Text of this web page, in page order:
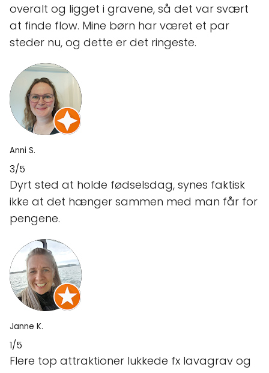
overalt og ligget i gravene, så det var svært
at finde flow. Mine børn har været et par
steder nu, og dette er det ringeste.
Anni S.
3/5
Dyrt sted at holde fødselsdag, synes faktisk
ikke at det hænger sammen med man får for
pengene.
Janne K.
1/5
Flere top attraktioner lukkede fx lavagrav og